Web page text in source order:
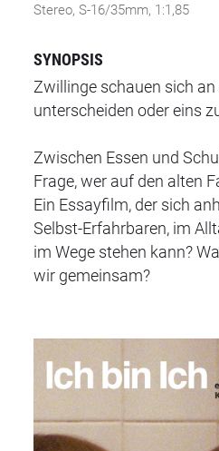
Stereo, S-16/35mm, 1:1,85
SYNOPSIS
Zwillinge schauen sich
unterscheiden oder eins
Zwischen Essen und
Frage, wer auf den alten
Ein Essayfilm, der sich
Selbst-Erfahrbaren, im
im Wege stehen kann?
wir gemeinsam?